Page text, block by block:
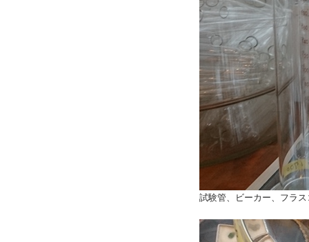
試験管、ビーカー、フラ